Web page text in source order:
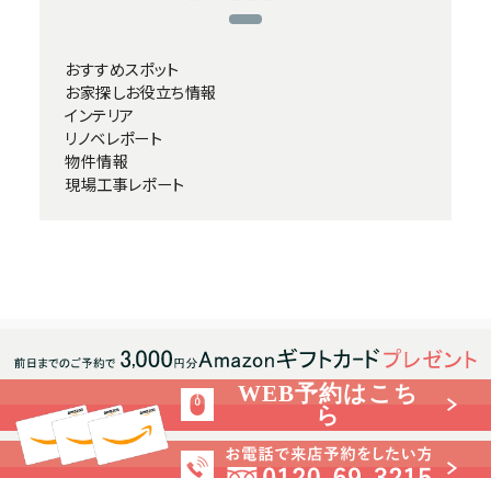
おすすめスポット
お家探しお役立ち情報
インテリア
リノベレポート
物件情報
現場工事レポート
WEB予約はこち
ら